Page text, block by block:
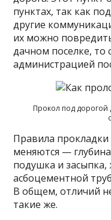
пунктах, так как
другие
их можно
дачном поселке, то
администрацией
Прокол под
Правила прокладки
меняются —
подушка и засыпка,
асбоцементной
В общем, отличий
такие же.